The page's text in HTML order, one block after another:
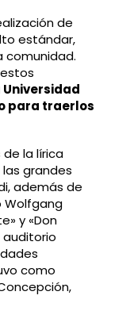
de
estándar,
comunidad.
para traerlos
la lírica
grandes
además de
Wolfgang
y «Don
auditorio
como